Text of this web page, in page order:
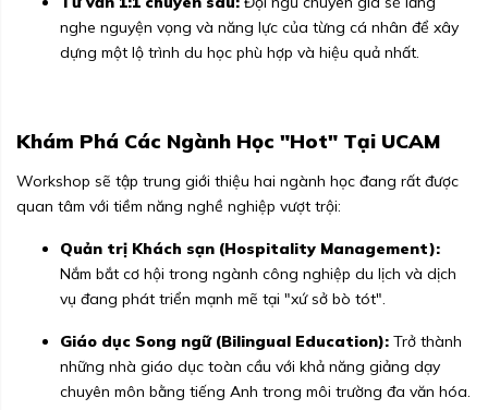
nghe nguyện vọng và năng lực của từng cá nhân để xây
dựng một lộ trình du học phù hợp và hiệu quả nhất.
Khám Phá Các Ngành Học "Hot" Tại UCAM
Workshop sẽ tập trung giới thiệu hai ngành học đang rất được
quan tâm với tiềm năng nghề nghiệp vượt trội:
Quản trị Khách sạn (Hospitality Management):
Nắm bắt cơ hội trong ngành công nghiệp du lịch và dịch
vụ đang phát triển mạnh mẽ tại "xứ sở bò tót".
Giáo dục Song ngữ (Bilingual Education): Trở thành
những nhà giáo dục toàn cầu với khả năng giảng dạy
chuyên môn bằng tiếng Anh trong môi trường đa văn hóa.